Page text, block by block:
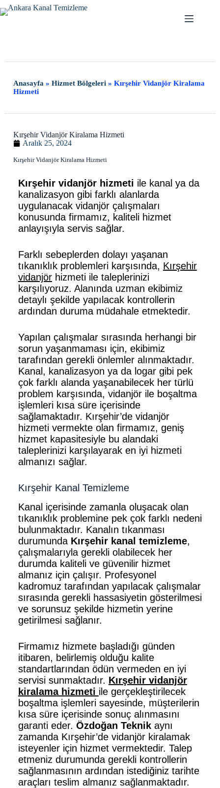
Anasayfa » Hizmet Bölgeleri» Kırşehir Vidanjör Kiralama
Hizmeti
Kırşehir Vidanjör Kiralama Hizmeti
Aralık 25, 2024
Kırşehir Vidanjör Kiralama Hizmeti
Kırşehir vidanjör hizmeti ile kanal ya da
kanalizasyon gibi farklı alanlarda
uygulanacak vidanjör çalışmaları
konusunda firmamız, kaliteli hizmet
anlayışıyla servis sağlar.
Farklı sebeplerden dolayı yaşanan
tıkanıklık problemleri karşısında, Kırşehir
vidanjörhizmeti ile taleplerinizi
karşılıyoruz. Alanında uzman ekibimiz
detaylı şekilde yapılacak kontrollerin
ardından duruma müdahale etmektedir.
Yapılan çalışmalar sırasında herhangi bir
sorun yaşanmaması için, ekibimiz
tarafından gerekli önlemler alınmaktadır.
Kanal, kanalizasyon ya da logar gibi pek
çok farklı alanda yaşanabilecek her türlü
problem karşısında, vidanjör ile boşaltma
işlemleri kısa süre içerisinde
sağlamaktadır. Kırşehir’de vidanjör
hizmeti vermekte olan firmamız, geniş
hizmet kapasitesiyle bu alandaki
taleplerinizi karşılayarak en iyi hizmeti
almanızı sağlar.
Kırşehir Kanal Temizleme
Kanal içerisinde zamanla oluşacak olan
tıkanıklık problemine pek çok farklı nedeni
bulunmaktadır. Kanalın tıkanması
durumunda Kırşehir kanal temizleme,
çalışmalarıyla gerekli olabilecek her
durumda kaliteli ve güvenilir hizmet
almanız için çalışır. Profesyonel
kadromuz tarafından yapılacak çalışmalar
sırasında gerekli hassasiyetin gösterilmesi
ve sorunsuz şekilde hizmetin yerine
getirilmesi sağlanır.
Firmamız hizmete başladığı günden
itibaren, belirlemiş olduğu kalite
standartlarından ödün vermeden en iyi
servisi sunmaktadır. Kırşehir vidanjör
kiralama hizmeti ile gerçekleştirilecek
boşaltma işlemleri sayesinde, müşterilerin
kısa süre içerisinde sonuç alınmasını
garanti eder. Özdoğan Teknikaynı
zamanda Kırşehir’de vidanjör kiralamak
isteyenler için hizmet vermektedir. Talep
etmeniz durumunda gerekli kontrollerin
sağlanmasının ardından istediğiniz tarihte
araçları teslim almanız sağlanmaktadır.